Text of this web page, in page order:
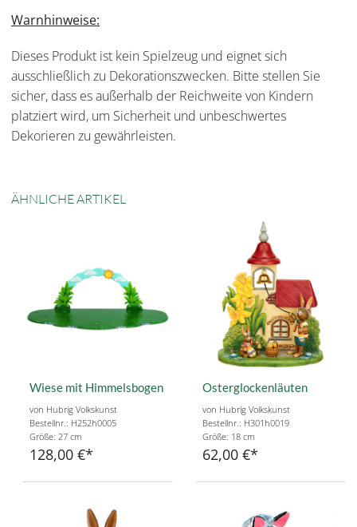
Warnhinweise:
Dieses Produkt ist kein Spielzeug und eignet sich
ausschließlich zu Dekorationszwecken. Bitte stellen Sie
sicher, dass es außerhalb der Reichweite von Kindern
platziert wird, um Sicherheit und unbeschwertes
Dekorieren zu gewährleisten.
ÄHNLICHE ARTIKEL
Wiese mit Himmelsbogen
von Hubrig Volkskunst
Bestellnr.: H252h0005
Größe: 27 cm
128,00 €
Osterglockenläuten
von Hubrig Volkskunst
Bestellnr.: H301h0019
Größe: 18 cm
62,00 €